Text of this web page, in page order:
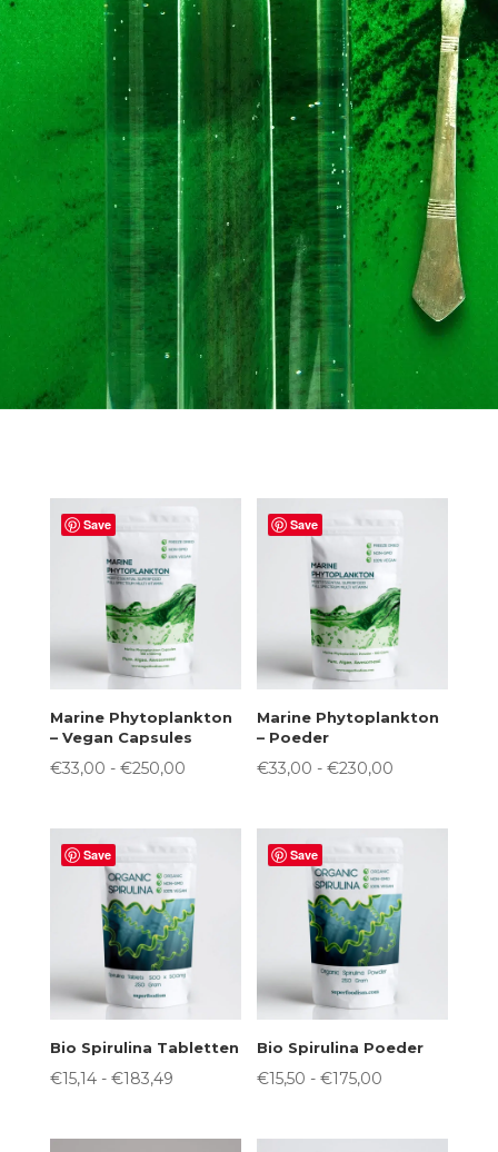
essentiële voedingsstoffen, zoals vitamines,
mineralen, antioxidanten en eiwitten.
Save
Marine Phytoplankton
– Vegan Capsules
€33,00 - €250,00Prijsklasse:
tot
Save
Marine Phytoplankton
– Poeder
€33,00 - €230,00
tot
Save
Bio Spirulina Tabletten
€15,14 - €183,49Prijsklasse:
tot
Save
Bio Spirulina Poeder
€15,50 - €175,00
tot